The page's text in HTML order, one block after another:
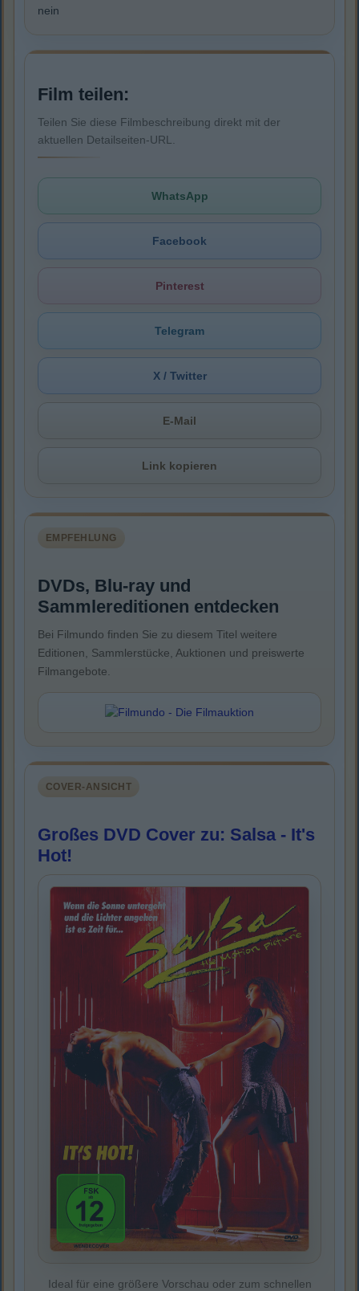
nein
Film teilen:
Teilen Sie diese Filmbeschreibung direkt mit der
aktuellen Detailseiten-URL.
WhatsApp
Facebook
Pinterest
Telegram
X / Twitter
E-Mail
Link kopieren
EMPFEHLUNG
DVDs, Blu-ray und
Sammlereditionen entdecken
Bei Filmundo finden Sie zu diesem Titel weitere
Editionen, Sammlerstücke, Auktionen und preiswerte
Filmangebote.
COVER-ANSICHT
Großes DVD Cover zu: Salsa - It's
Hot!
Ideal für eine größere Vorschau oder zum schnellen